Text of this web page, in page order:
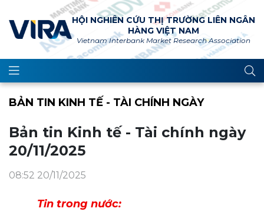
HỘI NGHIÊN CỨU THỊ TRƯỜNG LIÊN NGÂN
HÀNG VIỆT NAM
Vietnam Interbank Market Research Association
BẢN TIN KINH TẾ - TÀI CHÍNH NGÀY
Bản tin Kinh tế - Tài chính ngày
20/11/2025
08:52 20/11/2025
Tin trong nước: